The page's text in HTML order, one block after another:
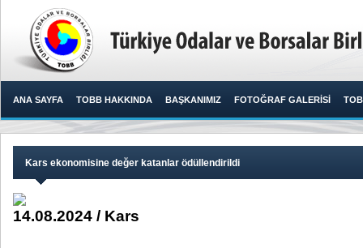
ANA SAYFA TOBB HAKKINDA BAŞKANIMIZ FOTOĞRAF GALERİSİ
Kars ekonomisine değer katanlar ödüllendirildi
14.08.2024 / Kars